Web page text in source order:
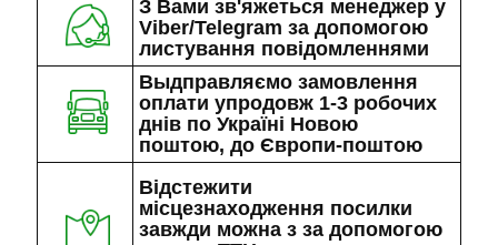
З Вами зв'яжеться менеджер у
Viber/Telegram за допомогою
листування повідомленнями
Выдправляємо замовлення
оплати упродовж 1-3 робочих
днів по Україні Новою
поштою, до Європи-поштою
Відстежити
місцезнаходження посилки
завжди можна з за допомогою